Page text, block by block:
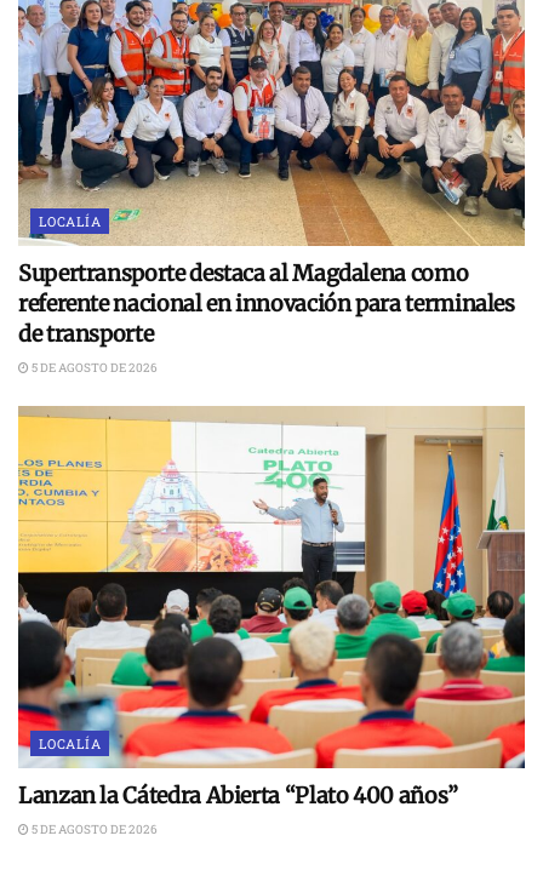
LOCALÍA
Supertransporte destaca al Magdalena como
referente nacional en innovación para terminales
de transporte
5 DE AGOSTO DE 2026
LOCALÍA
Lanzan la Cátedra Abierta “Plato 400 años”
5 DE AGOSTO DE 2026